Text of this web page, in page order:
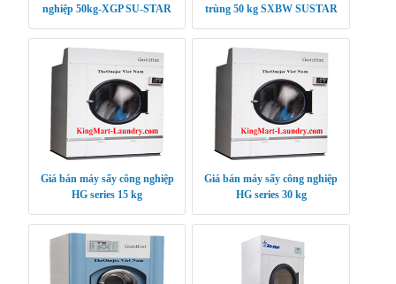
nghiệp 50kg-XGP SU-STAR
trùng 50 kg SXBW SUSTAR
Giá bán máy sấy công nghiệp
HG series 15 kg
Giá bán máy sấy công nghiệp
HG series 30 kg